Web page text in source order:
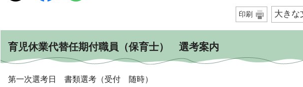
印刷 大きな
育児休業代替任期付職員（保育士） 選考案内
第一次選考日 書類選考（受付 随時）